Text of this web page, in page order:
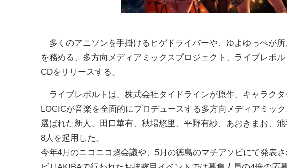
多くのアニソンを手掛けるヒゲドライバーや、ゆよゆっぺが
を務める、多方向メディアミックスプロジェクト、ライブレボ
CDをリリースする。
ライブレボルトは、株式会社タイドラインが原作、キャラク
LOGICが音楽を全面的にプロデュースする多方向メディアミッ
選ばれた新人、田口華有、秋場悠里、平野有紗、あおきまお、
8人を起用した。
今年4月のニコニコ超会議や、5月の徳島のマチアソビにて発表